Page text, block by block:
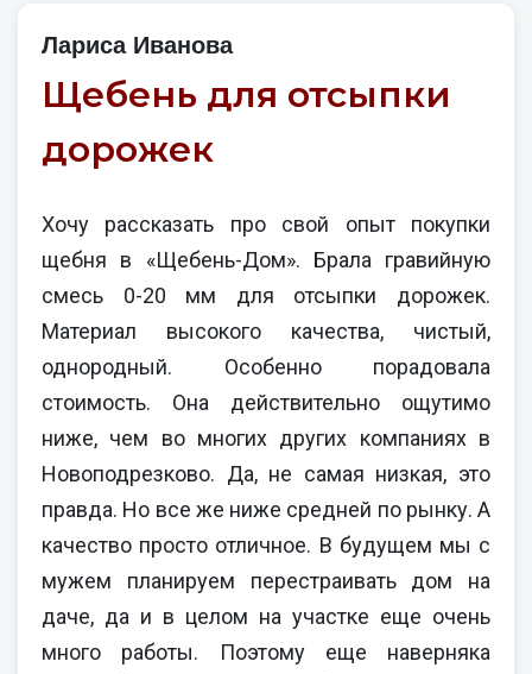
Лариса Иванова
Щебень для отсыпки
дорожек
Хочу рассказать про свой опыт покупки
щебня в «Щебень-Дом». Брала гравийную
смесь 0-20 мм для отсыпки дорожек.
Материал высокого качества, чистый,
однородный. Особенно порадовала
стоимость. Она действительно ощутимо
ниже, чем во многих других компаниях в
Новоподрезково. Да, не самая низкая, это
правда. Но все же ниже средней по рынку. А
качество просто отличное. В будущем мы с
мужем планируем перестраивать дом на
даче, да и в целом на участке еще очень
много работы. Поэтому еще наверняка